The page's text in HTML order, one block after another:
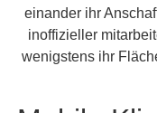
einander ihr
inoffizieller
wenigstens ihr